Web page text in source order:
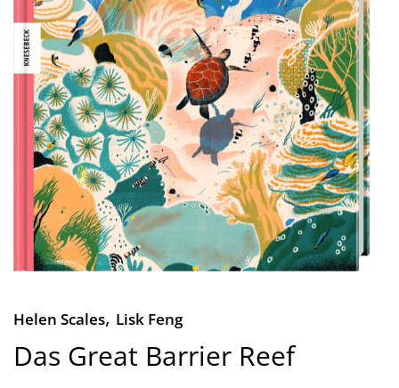
Helen Scales, Lisk Feng
Das Great Barrier Reef